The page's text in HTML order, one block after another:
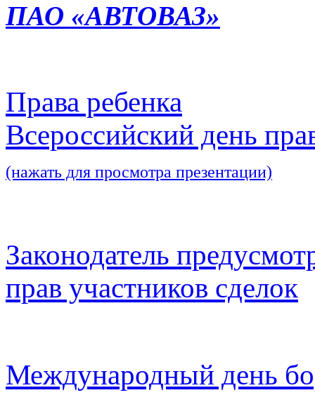
ПАО «АВТОВАЗ»
Права ребенка
Всероссийский день
(нажать для просмотра презентации)
Законодатель
прав участников сделок
Международный день